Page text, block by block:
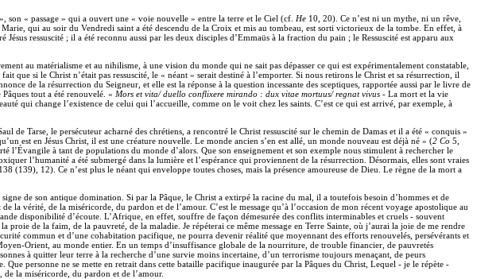
son « passage » qui a ouvert une « voie nouvelle » entre la terre et le Ciel (cf. He 10, 20). Ce n’est ni un mythe, ni un rêve,
qui au soir du Vendredi saint a été descendu de la Croix et mis au tombeau, est sorti victorieux de la tombe. En effet, à
ressuscité ; il a été reconnu aussi par les deux disciples d’Emmaüs à la fraction du pain ; le Ressuscité est apparu aux
au matérialisme et au nihilisme, à une vision du monde qui ne sait pas dépasser ce qui est expérimentalement constatable,
que si le Christ n’était pas ressuscité, le « néant » serait destiné à l’emporter. Si nous retirons le Christ et sa résurrection, il
de la résurrection du Seigneur, et elle est la réponse à la question incessante des sceptiques, rapportée aussi par le livre de
tout a été renouvelé. « Mors et vita/ duello conflixere mirando : dux vitae mortuus/ regnat vivus - La mort et la vie
qui change l’existence de celui qui l’accueille, comme on le voit chez les saints. C’est ce qui est arrivé, par exemple, à
Tarse, le persécuteur acharné des chrétiens, a rencontré le Christ ressuscité sur le chemin de Damas et il a été « conquis »
est en Jésus Christ, il est une créature nouvelle. Le monde ancien s’en est allé, un monde nouveau est déjà né » (2 Co 5,
l’Évangile à tant de populations du monde d’alors. Que son enseignement et son exemple nous stimulent à rechercher le
l’humanité a été submergé dans la lumière et l’espérance qui proviennent de la résurrection. Désormais, elles sont vraies
(139), 12). Ce n’est plus le néant qui enveloppe toutes choses, mais la présence amoureuse de Dieu. Le règne de la mort a
de son antique domination. Si par la Pâque, le Christ a extirpé la racine du mal, il a toutefois besoin d’hommes et de
la vérité, de la miséricorde, du pardon et de l’amour. C’est le message qu’à l’occasion de mon récent voyage apostolique au
disponibilité d’écoute. L’Afrique, en effet, souffre de façon démesurée des conflits interminables et cruels - souvent
de la faim, de la pauvreté, de la maladie. Je répéterai ce même message en Terre Sainte, où j’aurai la joie de me rendre
commun et d’une cohabitation pacifique, ne pourra devenir réalité que moyennant des efforts renouvelés, persévérants et
Orient, au monde entier. En un temps d’insuffisance globale de la nourriture, de trouble financier, de pauvretés
à quitter leur terre à la recherche d’une survie moins incertaine, d’un terrorisme toujours menaçant, de peurs
personne ne se mette en retrait dans cette bataille pacifique inaugurée par la Pâques du Christ, Lequel - je le répète -
de la miséricorde, du pardon et de l’amour.